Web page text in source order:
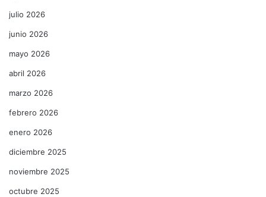
julio 2026
junio 2026
mayo 2026
abril 2026
marzo 2026
febrero 2026
enero 2026
diciembre 2025
noviembre 2025
octubre 2025